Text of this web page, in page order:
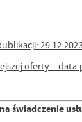
oferty. - data
na